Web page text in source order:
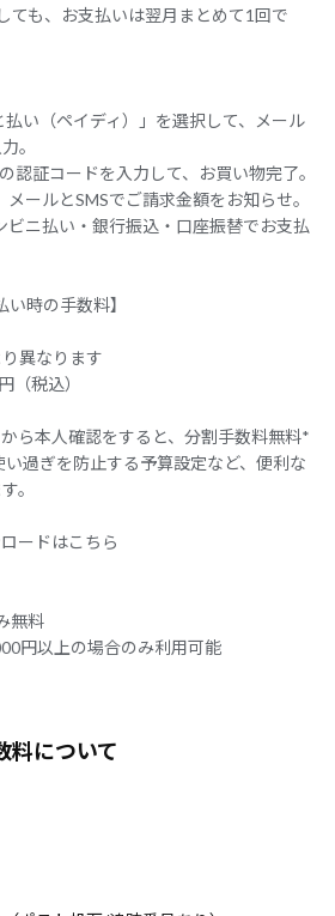
ても、お支払いは翌月まとめて1回で
い（ペイディ）」を選択して、メール
。
認証コードを入力して、お買い物完了。
ールとSMSでご請求金額をお知らせ。
ニ払い・銀行振込・口座振替でお支払
い時の手数料】
異なります
（税込）
ら本人確認をすると、分割手数料無料*
過ぎを防止する予算設定など、便利な
。
ードはこちら
無料
円以上の場合のみ利用可能
料について